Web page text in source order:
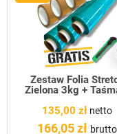
Zestaw Folia
Zielona 3kg +
135,00 zł netto
166,05 zł brutto